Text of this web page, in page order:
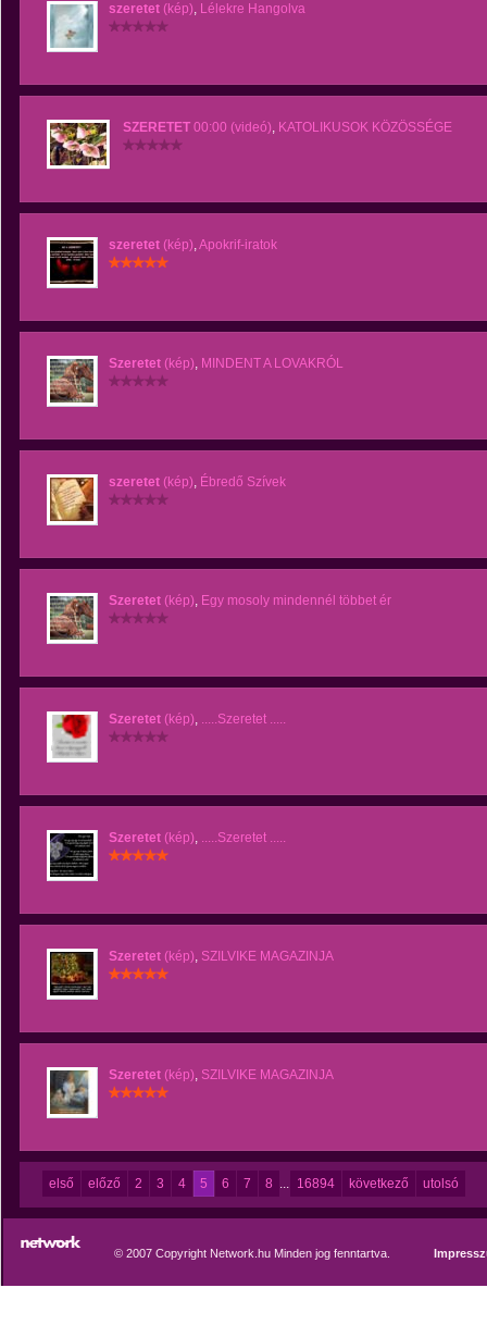
szeretet (kép), Lélekre Hangolva
SZERETET 00:00 (videó), KATOLIKUSOK KÖZÖSSÉGE
szeretet (kép),Apokrif-iratok
Szeretet (kép), MINDENT A LOVAKRÓL
szeretet (kép), Ébredő Szívek
Szeretet (kép), Egy mosoly mindennél többet ér
Szeretet (kép), .....Szeretet .....
Szeretet (kép), .....Szeretet .....
Szeretet (kép), SZILVIKE MAGAZINJA
Szeretet (kép), SZILVIKE MAGAZINJA
első előző 2 3 4 5 6 7 8 ... 16894 következő utolsó
© 2007 Copyright Network.hu Minden jog fenntartva.